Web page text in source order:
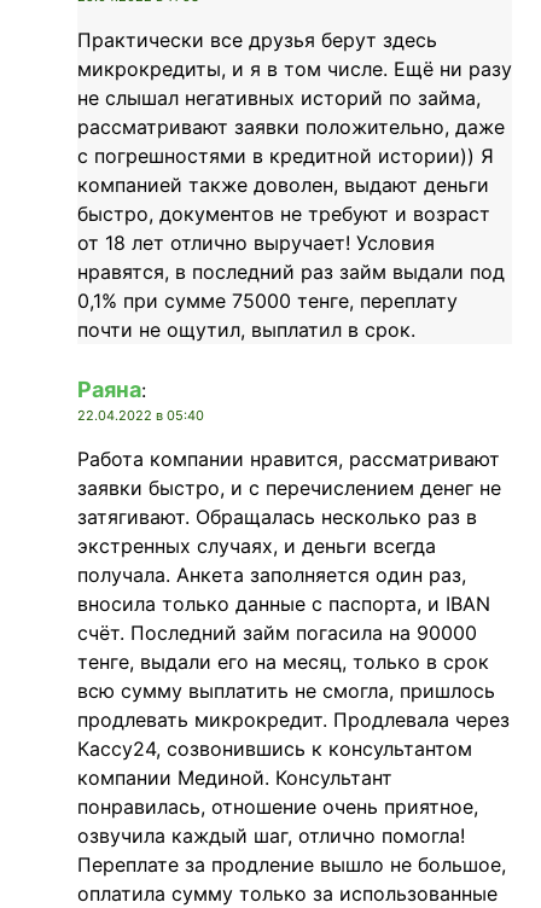
Практически все друзья берут здесь
микрокредиты, и я в том числе. Ещё ни разу
не слышал негативных историй по займа,
рассматривают заявки положительно, даже
с погрешностями в кредитной истории)) Я
компанией также доволен, выдают деньги
быстро, документов не требуют и возраст
от 18 лет отлично выручает! Условия
нравятся, в последний раз займ выдали под
0,1% при сумме 75000 тенге, переплату
почти не ощутил, выплатил в срок.
Раяна:
22.04.2022 в 05:40
Работа компании нравится, рассматривают
заявки быстро, и с перечислением денег не
затягивают. Обращалась несколько раз в
экстренных случаях, и деньги всегда
получала. Анкета заполняется один раз,
вносила только данные с паспорта, и IBAN
счёт. Последний займ погасила на 90000
тенге, выдали его на месяц, только в срок
всю сумму выплатить не смогла, пришлось
продлевать микрокредит. Продлевала через
Кассу24, созвонившись к консультантом
компании Мединой. Консультант
понравилась, отношение очень приятное,
озвучила каждый шаг, отлично помогла!
Переплате за продление вышло не большое,
оплатила сумму только за использованные